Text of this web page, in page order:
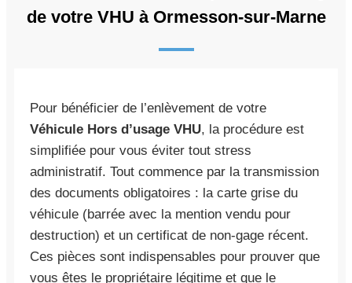
de votre VHU à Ormesson-sur-Marne
Pour bénéficier de l’enlèvement de votre
Véhicule Hors d’usage VHU, la procédure est
simplifiée pour vous éviter tout stress
administratif. Tout commence par la transmission
des documents obligatoires : la carte grise du
véhicule (barrée avec la mention vendu pour
destruction) et un certificat de non-gage récent.
Ces pièces sont indispensables pour prouver que
vous êtes le propriétaire légitime et que le